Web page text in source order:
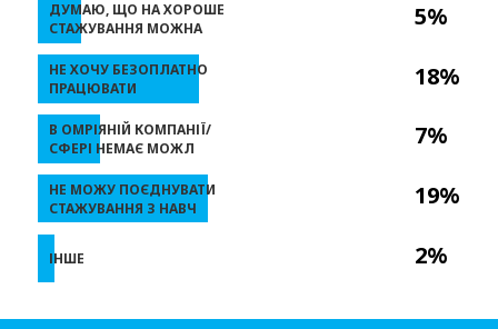
5%
18%
7%
19%
2%
ДУМАЮ, ЩО НА ХОРОШЕ
СТАЖУВАННЯ МОЖНА
НЕ ХОЧУ БЕЗОПЛАТНО
ПРАЦЮВАТИ
В ОМРІЯНІЙ КОМПАНІЇ/
СФЕРІ НЕМАЄ МОЖЛ
НЕ МОЖУ ПОЄДНУВАТИ
СТАЖУВАННЯ З НАВЧ
ІНШЕ